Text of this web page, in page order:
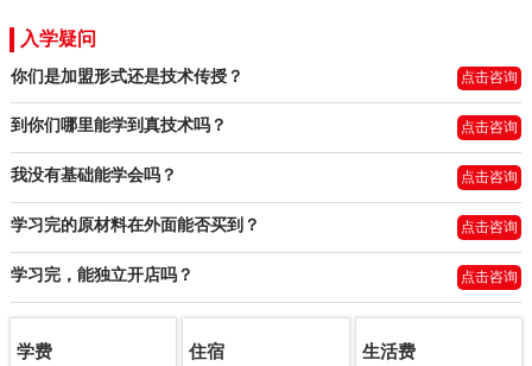
入学疑问
你们是加盟形式还是技术传授？ 点击咨询
到你们哪里能学到真技术吗？ 点击咨询
我没有基础能学会吗？ 点击咨询
学习完的原材料在外面能否买到？ 点击咨询
学习完，能独立开店吗？ 点击咨询
学费 住宿 生活费